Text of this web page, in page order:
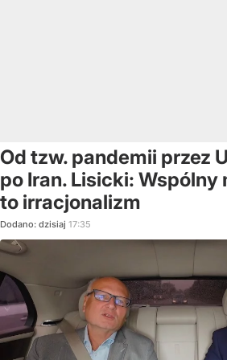
Od tzw. pandemii przez
po Iran. Lisicki: Wspólny
to irracjonalizm
Dodano: dzisiaj 17:35